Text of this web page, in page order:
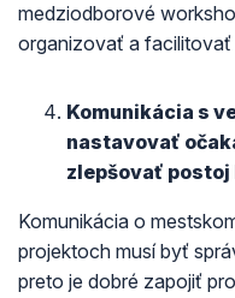
medziodborové
organizovať a facilitovať
Komunikácia s
nastavovať
zlepšovať postoj
Komunikácia o
projektoch musí byť
preto je dobré zapojiť